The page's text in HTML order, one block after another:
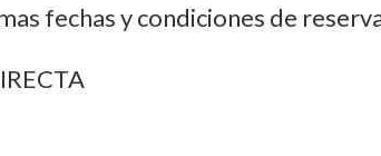
fechas y condiciones de